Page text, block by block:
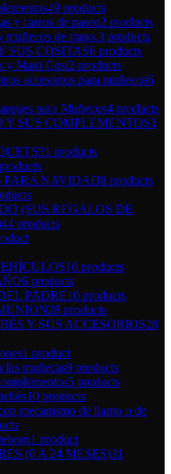
49 products
y carros de paseo2 products
muñecos de trapo.3 products
SUS COSITAS6 products
y Maxi Cosi2 products
accesorios para muñecos6
para Muñecos4 products
Y SUS COMPLEMENTOS1
31 products
PARA NAVIDAD8 products
(SUS REGALOS DE
44 products
10 products
6 products
PADRE10 products
28 products
Y SUS ACCESORIOS28
1 product
las muñecas9 products
5 products
10 products
mecanismo de llanto o de
1 product
(0 A 24 MESES)31